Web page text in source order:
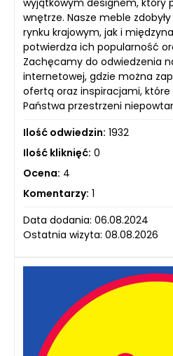
wnętrze. Nasze meble
rynku krajowym, jak i
potwierdza ich popularność
Zachęcamy do odwiedzenia
internetowej, gdzie można
ofertą oraz inspiracjami,
Państwa przestrzeni
Ilość odwiedzin: 1932
Ilość kliknięć: 0
Ocena: 4
Komentarzy: 1
Data dodania: 06.08.2024
Ostatnia wizyta: 08.08.2026